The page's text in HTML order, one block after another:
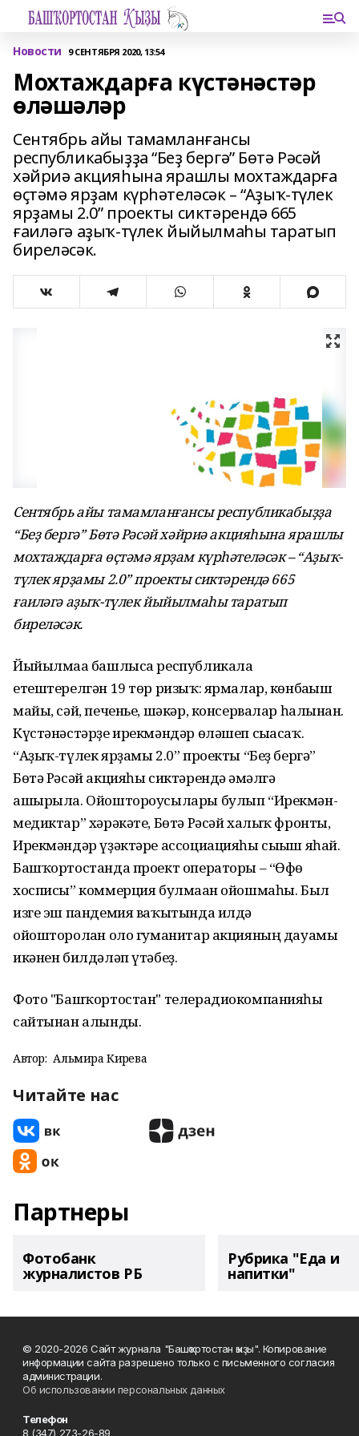
Новости 9 СЕНТЯБРЯ 2020, 13:54
Мохтаждарға күстәнәстәр
өләшәләр
Сентябрь айы тамамланғансы
республикабыҙҙа “Беҙ бергә” Бөтә Рәсәй
хәйриә акцияһына ярашлы мохтаждарға
өҫтәмә ярҙам күрһәтеләсәк – “Аҙыҡ-түлек
ярҙамы 2.0” проекты сиктәрендә 665
ғаиләгә аҙыҡ-түлек йыйылмаһы таратып
биреләсәк.
Сентябрь айы тамамланғансы республикабыҙҙа
“Беҙ бергә” Бөтә Рәсәй хәйриә акцияһына ярашлы
мохтаждарға өҫтәмә ярҙам күрһәтеләсәк – “Аҙыҡ-
түлек ярҙамы 2.0” проекты сиктәрендә 665
ғаиләгә аҙыҡ-түлек йыйылмаһы таратып
биреләсәк.
Йыйылмаға башлыса республикала
етештерелгән 19 төр ризыҡ: ярмалар, көнбағыш
майы, сәй, печенье, шәкәр, консервалар һалынған.
Күстәнәстәрҙе ирекмәндәр өләшеп сығасаҡ.
“Аҙыҡ-түлек ярҙамы 2.0” проекты “Беҙ бергә”
Бөтә Рәсәй акцияһы сиктәрендә ғәмәлгә
ашырыла. Ойоштороусылары булып “Ирекмән-
медиктар” хәрәкәте, Бөтә Рәсәй халыҡ фронты,
Ирекмәндәр үҙәктәре ассоциацияһы сығыш яһай.
Башҡортостанда проект операторы – “Өфө
хосписы” коммерция булмаған ойошмаһы. Был
изге эш пандемия ваҡытында илдә
ойошторолған оло гуманитар акцияның дауамы
икәнен билдәләп үтәбеҙ.
Фото "Башҡортостан" телерадиокомпанияһы
сайтынан алынды.
Автор: Альмира Кирәева
Читайте нас
Партнеры
Фотобанк
журналистов РБ
Рубрика "Еда и
напитки"
© 2020-2026 Сайт журнала "Башҡортостан ҡыҙы". Копирование
информации сайта разрешено только с письменного согласия
администрации.
Об использовании персональных данных
Телефон
8 (347) 273-26-89